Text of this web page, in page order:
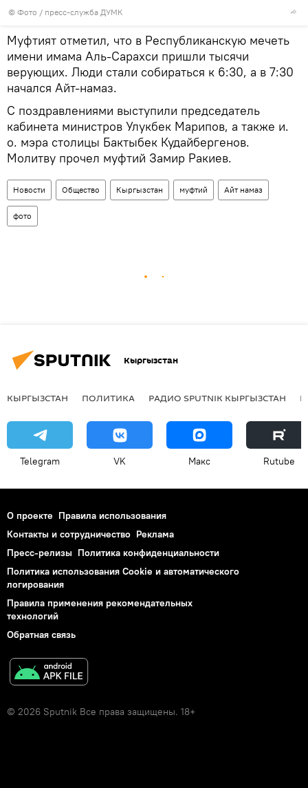
© Фото / пресс-служба ДУМК
Муфтият отметил, что в Республиканскую мечеть
имени имама Аль-Сарахси пришли тысячи
верующих. Люди стали собираться к 6:30, а в 7:30
начался Айт-намаз.
С поздравлениями выступили председатель
кабинета министров Улукбек Марипов, а также и.
о. мэра столицы Бактыбек Кудайбергенов.
Молитву прочел муфтий Замир Ракиев.
Новости Общество Кыргызстан муфтий Айт намаз
фото
Кыргызстан
КЫРГЫЗСТАН ПОЛИТИКА РАДИО SPUTNIK КЫРГЫЗСТАН
Telegram VK Макс Rutube
О проекте Правила использования
Контакты и сотрудничество Реклама
Пресс-релизы Политика конфиденциальности
Политика использования Cookie и автоматического
логирования
Правила применения рекомендательных
технологий
Обратная связь
© 2026 Sputnik Все права защищены. 18+